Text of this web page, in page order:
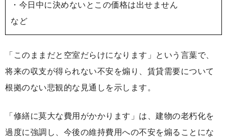
・今日中に決めないとこの価格は出せません
など
「このままだと空室だらけになります」という言葉で、
将来の収支が得られない不安を煽り、賃貸需要について
根拠のない悲観的な見通しを示します。
「修繕に莫大な費用がかかります」は、建物の老朽化を
過度に強調し、今後の維持費用への不安を煽ることにな